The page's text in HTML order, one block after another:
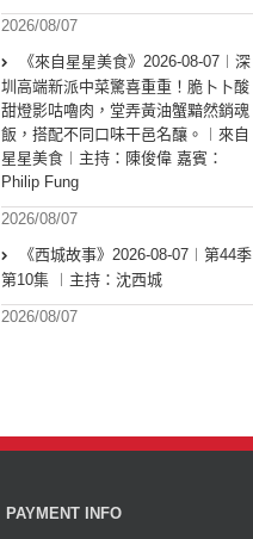
2026/08/07
《來自星星美食》2026-08-07︱深
圳高端新派中菜驚喜重重！脆卜卜酸
甜燈影咕嚕肉，堂弄黃油蟹黯然銷魂
飯，搭配不同口味干邑名釀。︱來自
星星美食︱主持：陳俊偉 嘉賓：
Philip Fung
2026/08/07
《西城故事》2026-08-07︱第44季
第10集 ︱主持：沈西城
2026/08/07
PAYMENT INFO